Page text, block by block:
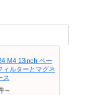
M4 13inch ペー
ィルターとマグネ
ス
～